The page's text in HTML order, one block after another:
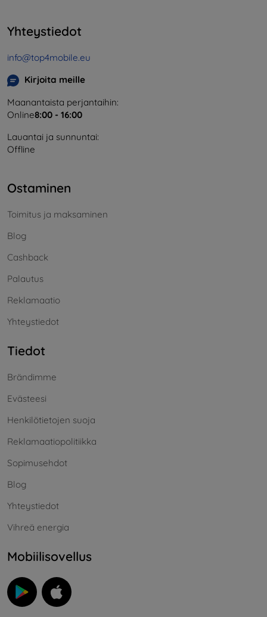
Yhteystiedot
info@top4mobile.eu
Kirjoita meille
Maanantaista perjantaihin:
Online8:00 - 16:00
Lauantai ja sunnuntai:
Offline
Ostaminen
Toimitus ja maksaminen
Blog
Cashback
Palautus
Reklamaatio
Yhteystiedot
Tiedot
Brändimme
Evästeesi
Henkilötietojen suoja
Reklamaatiopolitiikka
Sopimusehdot
Blog
Yhteystiedot
Vihreä energia
Mobiilisovellus